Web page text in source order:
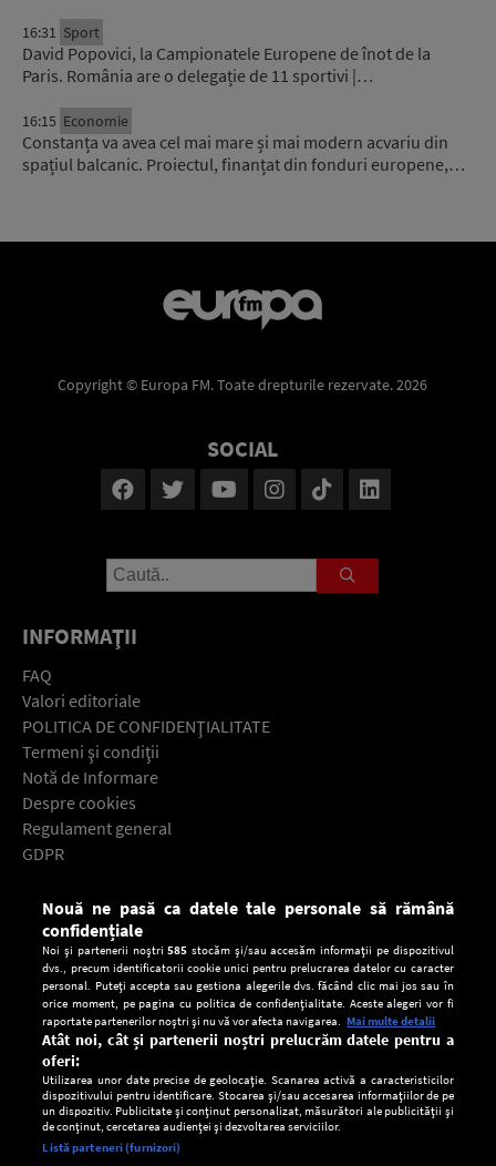
16:31 Sport
David Popovici, la Campionatele Europene de înot de la
Paris. România are o delegație de 11 sportivi |…
16:15 Economie
Constanța va avea cel mai mare și mai modern acvariu din
spațiul balcanic. Proiectul, finanțat din fonduri europene,…
Copyright © Europa FM. Toate drepturile rezervate. 2026
SOCIAL
INFORMAŢII
FAQ
Valori editoriale
POLITICA DE CONFIDENŢIALITATE
Termeni şi condiţii
Notă de Informare
Despre cookies
Regulament general
GDPR
Descarcă gratuit aplicaţia Europa FM pentru smartphone:
Setări:
Nouă ne pasă ca datele tale personale să rămână
confidențiale
Noi și partenerii noștri585 stocăm și/sau accesăm informații pe dispozitivul
dvs., precum identificatorii cookie unici pentru prelucrarea datelor cu caracter
personal. Puteți accepta sau gestiona alegerile dvs. făcând clic mai jos sau în
orice moment, pe pagina cu politica de confidențialitate. Aceste alegeri vor fi
raportate partenerilor noștri și nu vă vor afecta navigarea. Mai multe detalii
Atât noi, cât și partenerii noștri prelucrăm datele pentru a
oferi:
Utilizarea unor date precise de geolocație. Scanarea activă a caracteristicilor
dispozitivului pentru identificare. Stocarea și/sau accesarea informațiilor de pe
un dispozitiv. Publicitate și conținut personalizat, măsurători ale publicității și
de conținut, cercetarea audienței și dezvoltarea serviciilor.
Listă parteneri (furnizori)